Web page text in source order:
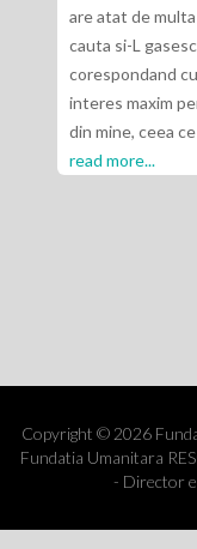
are atat de multa
cauta si-L
corespondand
interes maxim
din mine, ceea
read more...
Copyright © 2026
Fundatia Umanitara
- Director